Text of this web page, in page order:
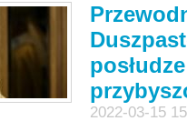
2022-03-15